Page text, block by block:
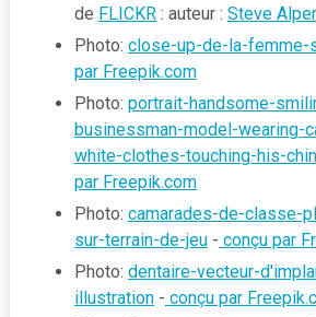
de FLICKR: auteur : Steve Alper
Photo: close-up-de-la-femme-
par Freepik.com
Photo: portrait-handsome-
businessman-model-wearing-
white-clothes-touching-his-chin
par Freepik.com
Photo: camarades-de-classe-
sur-terrain-de-jeu- conçu par
Photo: dentaire-vecteur-
illustration- conçu par